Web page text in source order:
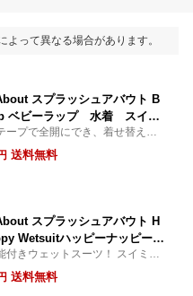
って異なる場合があります。
スプラッシュアバウト B
ベビーラップ 水着 スイミ
ベビースイムウエア
ープで全開にでき、着せ替えが
で紫外線対策もできます。
送料無料
スプラッシュアバウト H
Wetsuitハッピーナッピーウ
ーツ 水着 スイミングウエ
スイミングウエア
付きウェットスーツ！ スイミン
や海、プール、旅行先でも大活
送料無料